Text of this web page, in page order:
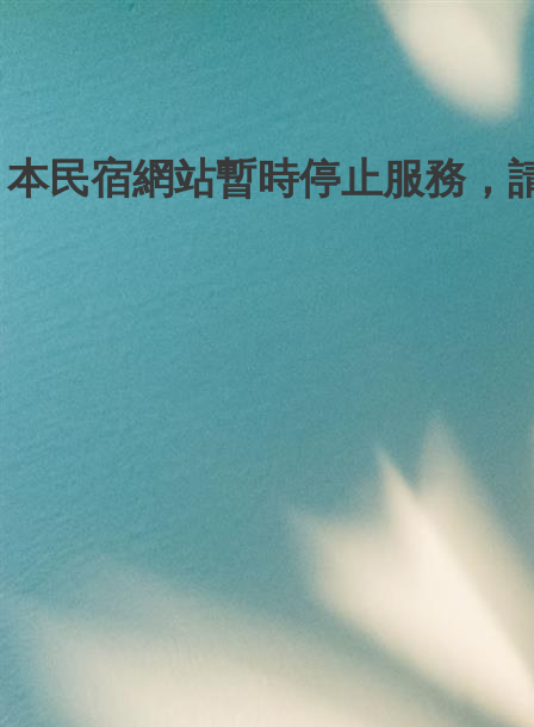
本民宿網站暫時停止服務，